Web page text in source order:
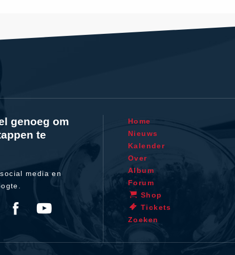
genoeg om
te
media en
Home
Nieuws
Kalender
Over
Album
Forum
Shop
Tickets
Zoeken